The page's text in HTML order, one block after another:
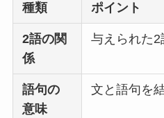
種類 ポイント
2語の関
係
与えられた2
語句の
意味
文と語句を